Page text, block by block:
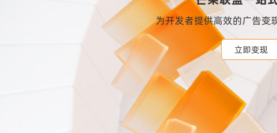
立即变现
为开发者提供高效的广告变
立即变现
立即变现